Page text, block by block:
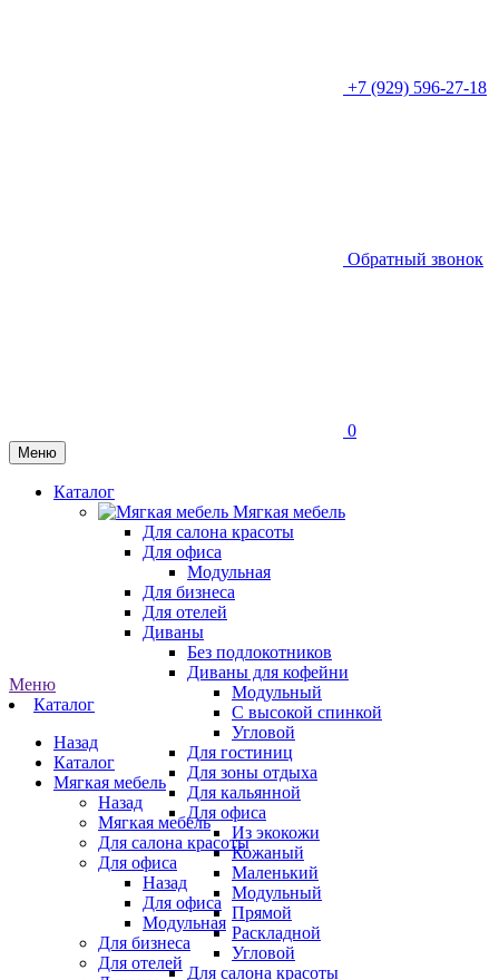
+7 (929) 596-27-18
Обратный звонок
0
Меню
Каталог
Мягкая мебель
Для салона красоты
Для офиса
Модульная
Для бизнеса
Для отелей
Диваны
Без подлокотников
Диваны для кофейни
Модульный
С высокой спинкой
Угловой
Для гостиниц
Для зоны отдыха
Для кальянной
Для офиса
Из экокожи
Кожаный
Маленький
Модульный
Прямой
Раскладной
Угловой
Для салона красоты
Меню
Каталог
Назад
Каталог
Мягкая мебель
Назад
Мягкая мебель
Для салона красоты
Для офиса
Назад
Для офиса
Модульная
Для бизнеса
Для отелей